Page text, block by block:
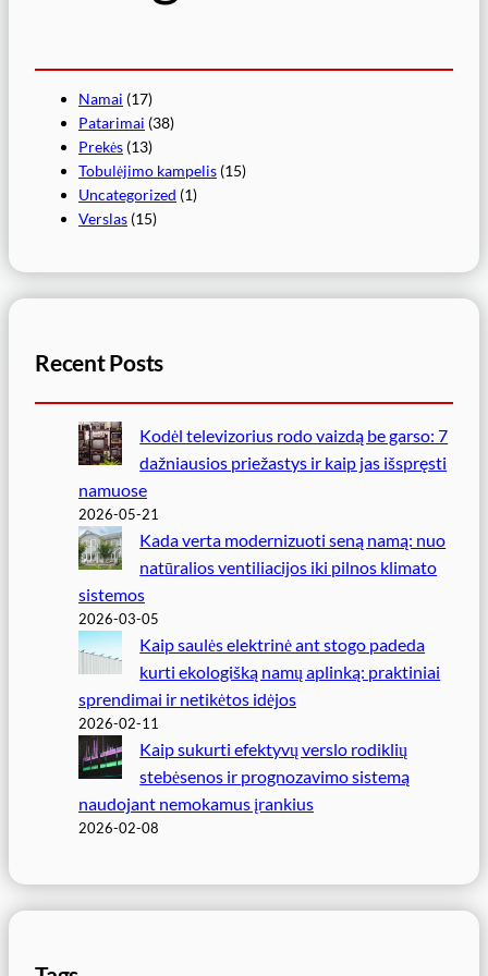
Namai (17)
Patarimai (38)
Prekės (13)
Tobulėjimo kampelis (15)
Uncategorized (1)
Verslas (15)
Recent Posts
Kodėl televizorius rodo vaizdą be garso: 7
dažniausios priežastys ir kaip jas išspręsti
namuose
2026-05-21
Kada verta modernizuoti seną namą: nuo
natūralios ventiliacijos iki pilnos klimato
sistemos
2026-03-05
Kaip saulės elektrinė ant stogo padeda
kurti ekologišką namų aplinką: praktiniai
sprendimai ir netikėtos idėjos
2026-02-11
Kaip sukurti efektyvų verslo rodiklių
stebėsenos ir prognozavimo sistemą
naudojant nemokamus įrankius
2026-02-08